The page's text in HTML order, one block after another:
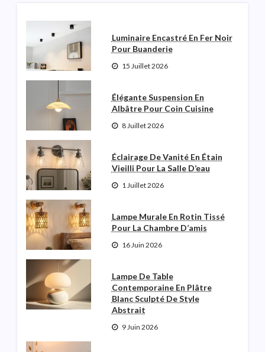
Luminaire Encastré En Fer Noir
Pour Buanderie
15 Juillet 2026
Élégante Suspension En
Albâtre Pour Coin Cuisine
8 Juillet 2026
Éclairage De Vanité En Étain
Vieilli Pour La Salle D’eau
1 Juillet 2026
Lampe Murale En Rotin Tissé
Pour La Chambre D’amis
16 Juin 2026
Lampe De Table
Contemporaine En Plâtre
Blanc Sculpté De Style
Abstrait
9 Juin 2026